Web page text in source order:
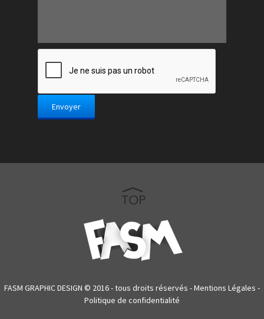
FASM GRAPHIC DESIGN © 2016 - tous droits réservés -Mentions Légales -
Politique de confidentialité